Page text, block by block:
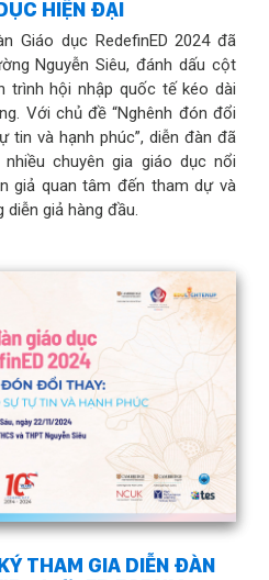
HIỆN ĐẠI
Giáo dục RedefinED 2024 đã
Nguyễn Siêu, đánh dấu cột
trình hội nhập quốc tế kéo dài
Với chủ đề “Nghênh đón đổi
tin và hạnh phúc”, diễn đàn đã
chuyên gia giáo dục nổi
giả quan tâm đến tham dự và
diễn giả hàng đầu.
THAM GIA DIỄN ĐÀN